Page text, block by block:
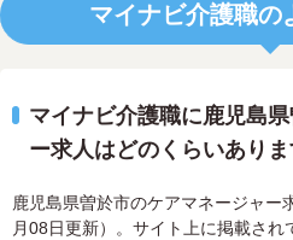
マイナビ介護職の
マイナビ介護職に鹿児島
ー求人はどのくらいありま
鹿児島県曽於市のケアマネージャー
月08日更新）。サイト上に掲載され